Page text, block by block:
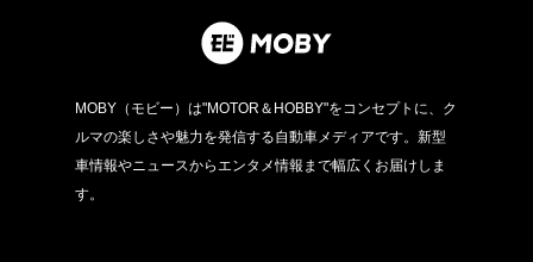
MOBY（モビー）は"MOTOR＆HOBBY"をコンセプトに、ク
ルマの楽しさや魅力を発信する自動車メディアです。新型
車情報やニュースからエンタメ情報まで幅広くお届けしま
す。